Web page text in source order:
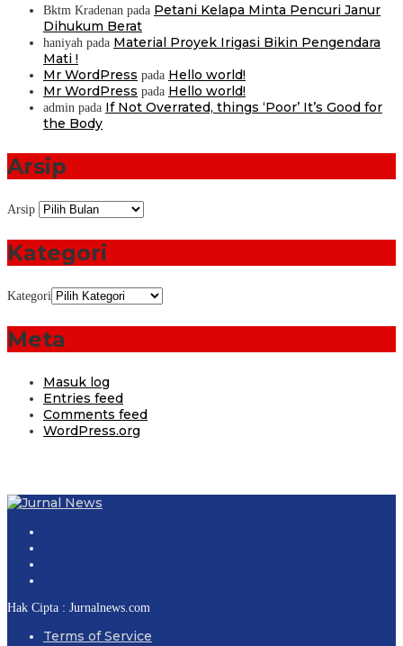
Bktm Kradenan pada Petani Kelapa Minta Pencuri Janur
Dihukum Berat
haniyah pada Material Proyek Irigasi Bikin Pengendara
Mati !
Mr WordPress pada Hello world!
Mr WordPress pada Hello world!
admin pada If Not Overrated, things ‘Poor’ It’s Good for
the Body
Arsip
Arsip
Kategori
Kategori
Meta
Masuk log
Entries feed
Comments feed
WordPress.org
Hak Cipta : Jurnalnews.com
Terms of Service